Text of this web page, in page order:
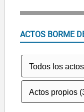
ACTOS BORME